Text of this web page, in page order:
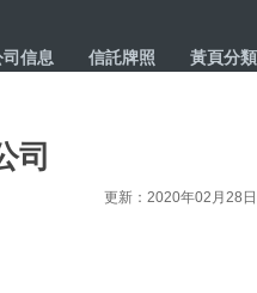
司信息 信託牌照 黃頁分類
司
更新：2020年02月28日